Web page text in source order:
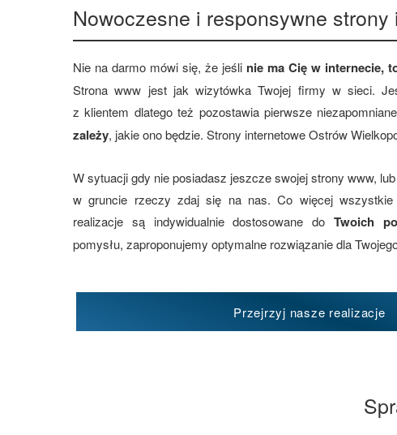
Nowoczesne i responsywne strony
Nie na darmo mówi się, że jeśli nie ma Cię w internecie,
Strona www jest jak wizytówka Twojej firmy w sieci.
z klientem dlatego też pozostawia pierwsze
zależy, jakie ono będzie. Strony internetowe Ostrów
W sytuacji gdy nie posiadasz jeszcze swojej strony www,
w gruncie rzeczy zdaj się na nas. Co więcej wszystkie
realizacje są indywidualnie dostosowane do Twoich
pomysłu, zaproponujemy optymalne rozwiązanie dla
Przejrzyj nasze realizacje